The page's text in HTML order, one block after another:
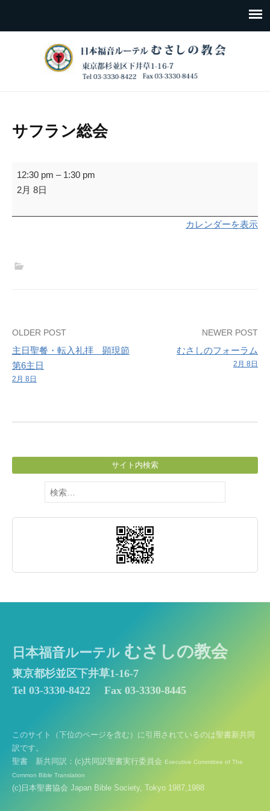
サフラン総会
サ
フ
ン
12:30 pm – 1:30 pm
2月 8日
カレンダーを表示
Post
navigation
OLDER POST
主日聖餐・転入礼拝 顕現節
第6主日
2月 8日
NEWER POST
むさしのフォーラム
2月 8日
サイト内検索
検
索:
日本福音ルーテル むさしの教会
東京都杉並区下井草1-16-7
Tel 03-3330-8422
Fax 03-3330-8445
このサイト（下位のページを含む）に引用されているのは聖書新共同
訳です。
聖書 新共同訳：(c)共同訳聖書実行委員会 Executive Committee of The
Common Bible Translation
(c)日本聖書協会 Japan Bible Society, Tokyo 1987,1988